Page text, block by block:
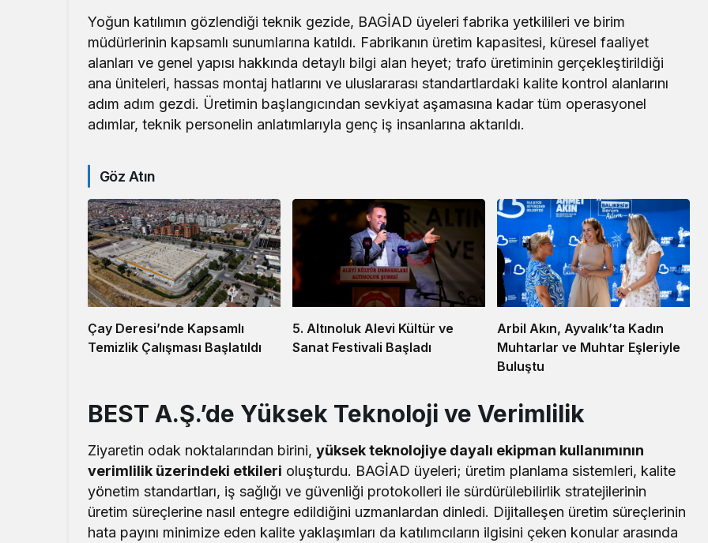
Yoğun katılımın gözlendiği teknik gezide, BAGİAD üyeleri fabrika yetkilileri ve birim
müdürlerinin kapsamlı sunumlarına katıldı. Fabrikanın üretim kapasitesi, küresel faaliyet
alanları ve genel yapısı hakkında detaylı bilgi alan heyet; trafo üretiminin gerçekleştirildiği
ana üniteleri, hassas montaj hatlarını ve uluslararası standartlardaki kalite kontrol alanlarını
adım adım gezdi. Üretimin başlangıcından sevkiyat aşamasına kadar tüm operasyonel
adımlar, teknik personelin anlatımlarıyla genç iş insanlarına aktarıldı.
Göz Atın
Çay Deresi’nde Kapsamlı
Temizlik Çalışması Başlatıldı
5. Altınoluk Alevi Kültür ve
Sanat Festivali Başladı
Arbil Akın, Ayvalık’ta Kadın
Muhtarlar ve Muhtar Eşleriyle
Buluştu
BEST A.Ş.’de Yüksek Teknoloji ve Verimlilik
Ziyaretin odak noktalarından birini,yüksek teknolojiye dayalı ekipman kullanımının
verimlilik üzerindeki etkileri oluşturdu. BAGİAD üyeleri; üretim planlama sistemleri, kalite
yönetim standartları, iş sağlığı ve güvenliği protokolleri ile sürdürülebilirlik stratejilerinin
üretim süreçlerine nasıl entegre edildiğini uzmanlardan dinledi. Dijitalleşen üretim süreçlerinin
hata payını minimize eden kalite yaklaşımları da katılımcıların ilgisini çeken konular arasında